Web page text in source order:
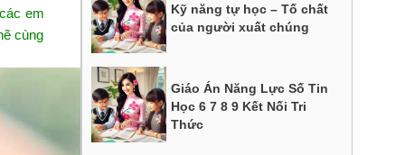
em
cùng
Kỹ năng tự học – Tố chất
của người xuất chúng
Giáo Án Năng Lực Số Tin
Học 6 7 8 9 Kết Nối Tri
Thức